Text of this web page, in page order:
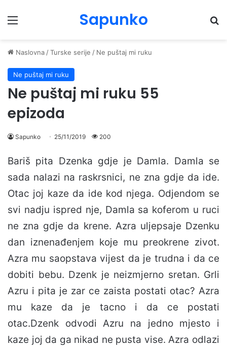
Menu Sapunko
Naslovna /Turske serije / Ne puštaj mi ruku
Ne puštaj mi ruku
Ne puštaj mi ruku 55
epizoda
Sapunko 25/11/2019 200
Bariš pita Dzenka gdje je Damla. Damla se
sada nalazi na raskrsnici, ne zna gdje da ide.
Otac joj kaze da ide kod njega. Odjendom se
svi nadju ispred nje, Damla sa koferom u ruci
ne zna gdje da krene. Azra uljepsaje Dzenku
dan iznenađenjem koje mu preokrene zivot.
Azra mu saopstava vijest da je trudna i da ce
dobiti bebu. Dzenk je neizmjerno sretan. Grli
Azru i pita je zar ce zaista postati otac? Azra
mu kaze da je tacno i da ce postati
otac.Dzenk odvodi Azru na jedno mjesto i
kaze joj da ga nikad ne pusta vise. Azra odlazi